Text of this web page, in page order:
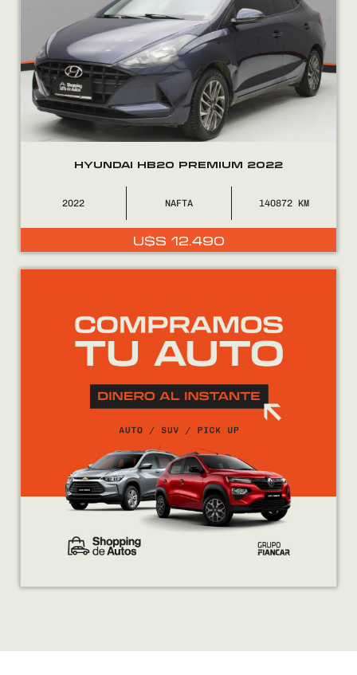
9.900.
U$S
9.490.
HYUNDAI HB20 PREMIUM 2022
2022 NAFTA 140872
U$S 12.490